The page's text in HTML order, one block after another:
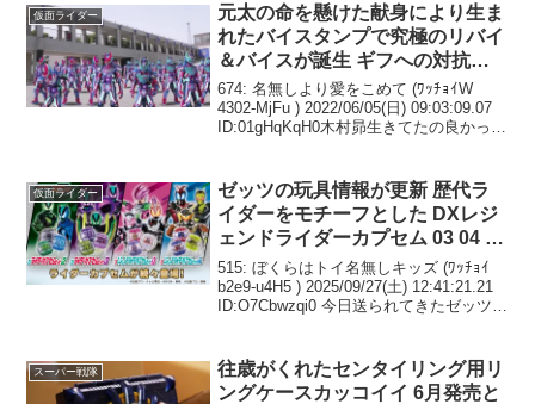
仮面ライダー
元太の命を懸けた献身により生ま
れたバイスタンプで究極のリバイ
＆バイスが誕生 ギフへの対抗に
希望が見えるが 大二とは依然対
立したまま 仮面ライダーリバイ
ス 第38話 感想まとめ
674: 名無しより愛をこめて (ﾜｯﾁｮｲW
4302-MjFu ) 2022/06/05(日) 09:03:09.07
ID:01gHqKqH0木村昴生きてたの良かった
仮面ライダー
ゼッツの玩具情報が更新 歴代ラ
イダーをモチーフとした DXレジ
ェンドライダーカプセム 03 04 複
数のフォームチェンジを楽しめる
アクションフィギュア カプセム
チェンジコレクション ほか
515: ぼくらはトイ名無しキッズ (ﾜｯﾁｮｲ
b2e9-u4H5 ) 2025/09/27(土) 12:41:21.21
ID:O7Cbwzqi0 今日送られてきたゼッツの
スーパー戦隊
往歳がくれたセンタイリング用リ
ングケースカッコイイ 6月発売と